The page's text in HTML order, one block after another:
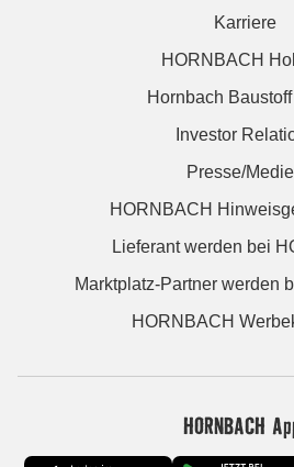
Karriere
HORNBACH
Hornbach
Investor
Presse/
HORNBACH
Lieferant werden bei
Marktplatz-Partner werden
HORNBACH
HORNBACH